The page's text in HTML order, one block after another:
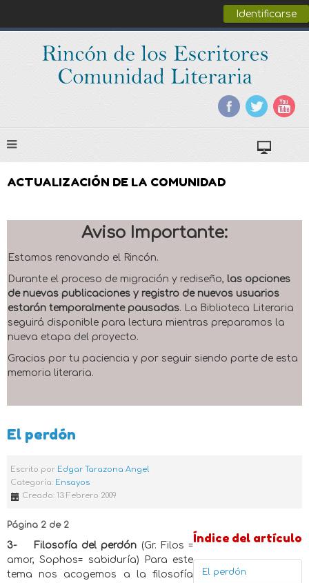
Identificarse
ACTUALIZACIÓN DE LA COMUNIDAD
Aviso Importante:
Estamos renovando el Rincón.
Durante el proceso de migración y rediseño, las opciones
de nuevas publicaciones y registro de nuevos usuarios
estarán temporalmente pausadas. La Biblioteca Literaria
seguirá disponible para lectura mientras preparamos la
nueva etapa del proyecto.
Gracias por tu paciencia y por seguir siendo parte de esta
memoria literaria.
El perdón
Escrito por Edgar Tarazona Angel
Categoría: Ensayos
Creado: 13 Febrero 2009
Índice del artículo
El perdón
Página 2 de 2
3- Filosofía del perdón (Gr. Filos =
amor, Sophos= sabiduría) Para este
tema nos acogemos a la filosofía